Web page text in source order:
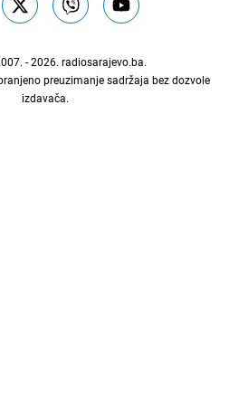
- 2026. radiosarajevo.ba.
preuzimanje sadržaja bez dozvole
izdavača.